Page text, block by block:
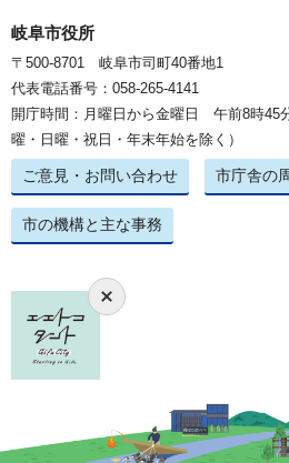
岐阜市役所
〒500-8701 岐阜市司町40番地1
代表電話番号：058-265-4141
開庁時間：月曜日から金曜日 午前8時45
曜・日曜・祝日・年末年始を除く）
ご意見・お問い合わせ 市庁舎の
市の機構と主な事務